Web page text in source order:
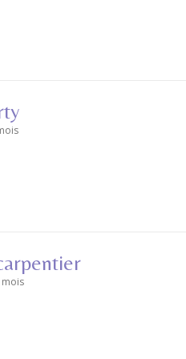
mois